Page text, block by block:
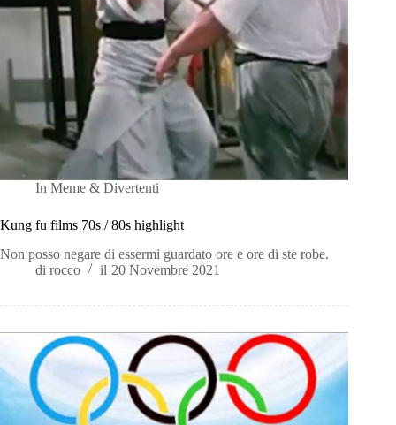
In Meme & Divertenti
Kung fu films 70s / 80s highlight
Non posso negare di essermi guardato ore e ore di ste robe.
di rocco il 20 Novembre 2021